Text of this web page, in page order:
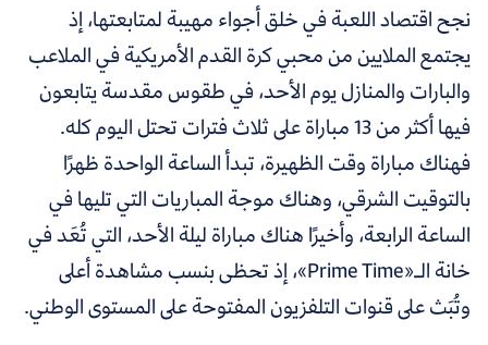
نجح اقتصاد اللعبة في خلق أجواء مهيبة لمتابعتها، إذ
يجتمع الملايين من محبي كرة القدم الأمريكية في الملاعب
والبارات والمنازل يوم الأحد، في طقوس مقدسة يتابعون
فيها أكثر من 13 مباراة على ثلاث فترات تحتل اليوم كله.
فهناك مباراة وقت الظهيرة، تبدأ الساعة الواحدة ظهرًا
بالتوقيت الشرقي، وهناك موجة المباريات التي تليها في
الساعة الرابعة، وأخيرًا هناك مباراة ليلة الأحد، التي تُعَد في
خانة الـ«Prime Time»، إذ تحظى بنسب مشاهدة أعلى
وتُبَث على قنوات التلفزيون المفتوحة على المستوى الوطني.